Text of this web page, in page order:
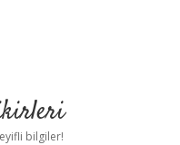
bilgiler!